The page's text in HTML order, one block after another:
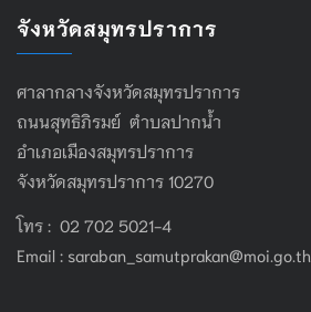
จังหวัดสมุทรปราการ
ศาลากลางจังหวัดสมุทรปราการ
ถนนสุทธิภิรมย์ ตำบลปากน้ำ
อำเภอเมืองสมุทรปราการ
จังหวัดสมุทรปราการ 10270
โทร : 02 702 5021-4
Email : saraban_samutprakan@moi.go.th